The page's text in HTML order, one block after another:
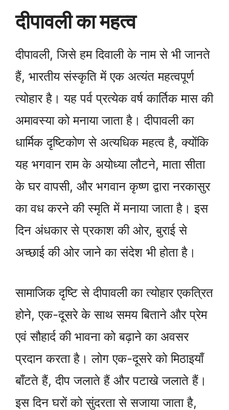
दीपावली का महत्व
दीपावली, जिसे हम दिवाली के नाम से भी जानते
हैं, भारतीय संस्कृति में एक अत्यंत महत्वपूर्ण
त्योहार है। यह पर्व प्रत्येक वर्ष कार्तिक मास की
अमावस्या को मनाया जाता है। दीपावली का
धार्मिक दृष्टिकोण से अत्यधिक महत्व है, क्योंकि
यह भगवान राम के अयोध्या लौटने, माता सीता
के घर वापसी, और भगवान कृष्ण द्वारा नरकासुर
का वध करने की स्मृति में मनाया जाता है। इस
दिन अंधकार से प्रकाश की ओर, बुराई से
अच्छाई की ओर जाने का संदेश भी होता है।
सामाजिक दृष्टि से दीपावली का त्योहार एकत्रित
होने, एक-दूसरे के साथ समय बिताने और प्रेम
एवं सौहार्द की भावना को बढ़ाने का अवसर
प्रदान करता है। लोग एक-दूसरे को मिठाइयाँ
बाँटते हैं, दीप जलाते हैं और पटाखे जलाते हैं।
इस दिन घरों को सुंदरता से सजाया जाता है,